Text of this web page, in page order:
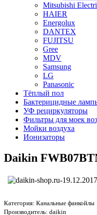
Mitsubishi
HAIER
Energolux
DANTEX
FUJITSU
Gree
MDV
Samsung
LG
Panasonic
Тёплый пол
Бактерицидные
УФ рециркуляторы
Фильтры для моек
Мойки воздуха
Ионизаторы
Daikin
Категория: Канальные фанкойлы
Производитель: daikin